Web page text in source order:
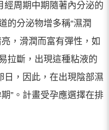
經周期中期隨著內分泌的
的分泌物增多稱“濕潤
，滑潤而富有彈性，如
拉斷，出現這種粘液的
日，因此，在出現陰部濕
”。計畫受孕應選擇在排